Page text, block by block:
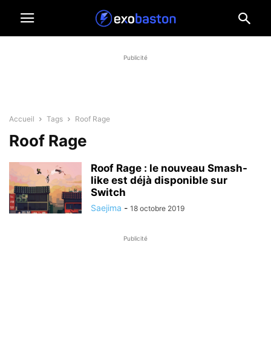
Publicité
Accueil Tags Roof Rage
Roof Rage
Roof Rage : le nouveau Smash-
like est déjà disponible sur
Switch
Saejima - 18 octobre 2019
Publicité